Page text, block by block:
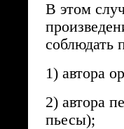
В этом
соблюдать
1) автора
2) автора
пьесы);